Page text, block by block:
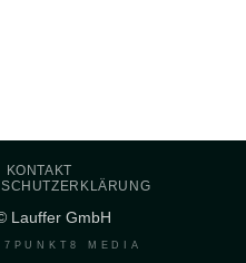
KONTAKT
Lauffer GmbH
7PUNKT8 MEDIA